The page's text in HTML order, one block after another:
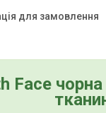
для замовлення
Face